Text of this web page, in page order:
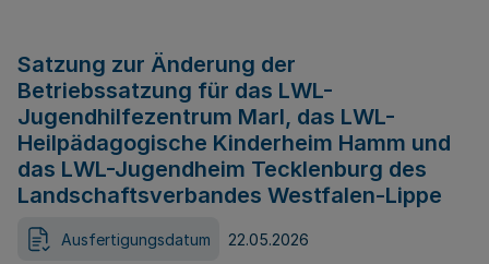
Satzung zur Änderung der
Betriebssatzung für das LWL-
Jugendhilfezentrum Marl, das LWL-
Heilpädagogische Kinderheim Hamm und
das LWL-Jugendheim Tecklenburg des
Landschaftsverbandes Westfalen-Lippe
Ausfertigungsdatum 22.05.2026